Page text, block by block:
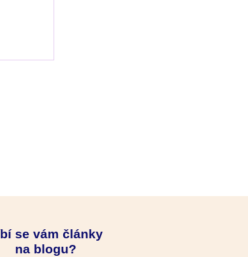
se vám články
na blogu?